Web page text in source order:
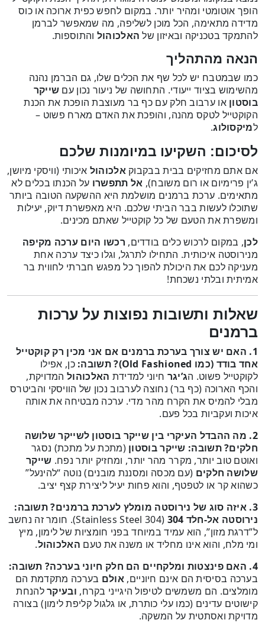
הופך אוטומטי ומהיר יותר. במקום לחפש כפית ארוכה או כוס
מדידה מתאימה, הכל מוכן לשליפה, מה שמאפשר לברמן
להתמקד בטכניקה ובאיזון של האלכוהולוהתוספות.
הנאה מהתהליך
כמו שבמטבח יש לכל שף את הכלים שלו, גם הברמן נהנה
מהשימוש בציוד ייעודי. התחושה של ניעור נכון עם שייקר
בוסטוןאו ערבוב חלק עם כף בר מעוצבת הופכת את הכנת
הקוקטייל לטקס מהנה, והופכת את האדם מארח פשוט –
למיקסולוג.
לסיכום: השקיעו במיומנות שלכם
אם אתם מחזיקים בבית בבקבוק אלכוהולאיכותי (וויסקי מיושן,
ג’ין פרימיום או רום משובח), אל תתפשרועל הכנתו בכלים לא
מתאימים. ערכת ברמנים מושלמת היא ההשקעה הטובה ביותר
שתוכלו לעשות בבר הביתי שלכם. היא מאפשרת דיוק, יעילות
ומשפרת את הטעם של כל קוקטייל שאתם מכינים.
לכן, במקום לרכוש כלים בודדים, רכשו היום ערכה מקיפה
מנירוסטה איכותית. התחילו לתרגל, וגלו כיצד ערכה אחת
מעניקה לכם את היכולת להפוך כל מפגש חברתי לחווית בר
אמיתית ובלתי נשכחת!
שאלות ותשובות נפוצות על ערכות
ברמנים
1. האם יש צורך בערכת ברמנים אם אני מכין רק קוקטייל
אחד בודד (כמו Old Fashioned)?
תשובה:כן, אפילו
לקוקטייל פשוט. הג’יגרחיוני למדידת האלכוהולהמדויקת,
והכף הארוכה (כף בר) נחוצה לערבוב נכון של הוויסקי והביטרס
מבלי להמיס את הקרח מהר מדי. ערכה מבטיחה את אותה
איכות ועקביות בכל פעם.
2. מה ההבדל העיקרי בין שייקר בוסטון לשייקר שלושה
חלקים? תשובה: שייקר בוסטון(מתכת על מתכת) נסגר
ואוטם טוב יותר, מקרר מהר יותר, ומחזיק יותר נפח. שייקר
שלושה חלקים(עם מכסה ומסננת מובנים) נוטה “להינעל”
כשהוא קר או לטפטף, והוא פחות יעיל ליצירת קצף יציב.
3. איזה סוג של נירוסטה מומלץ לערכת ברמנים?
תשובה:
נירוסטה אל-חלד 304
(Stainless Steel 304). חומר זה נחשב
ל”דרגת מזון”, הוא עמיד במיוחד בפני חומציות של לימון, מיץ
ומי מלח, והוא אינו מחליד או משנה את טעם האלכוהול.
4. האם פינצטות ומלקחיים הם חלק חיוני בערכה?
תשובה:
בערכה בסיסית הם אינם חיוניים, אולםבערכה מתקדמת הם
מומלצים. הם משמשים לטיפול היגייני בקרח, ובעיקרלהנחת
קישוטים עדינים (כמו עלי כותרת, או גלגול קליפת לימון) בצורה
מדויקת ואסתטית על המשקה.